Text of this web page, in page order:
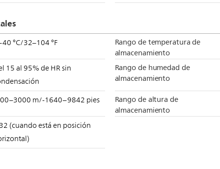
°C/32–104 °F
Rango de temperatura de
almacenamiento
15 al 95% de HR sin
Rango de humedad de
almacenamiento
m/-1640–9842 pies
Rango de altura de
almacenamiento
(cuando está en posición